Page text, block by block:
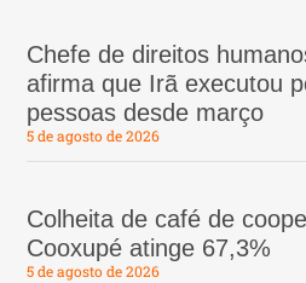
Chefe de direitos
afirma que Irã executou
pessoas desde março
5 de agosto de 2026
Colheita de café de
Cooxupé atinge 67,3%
5 de agosto de 2026